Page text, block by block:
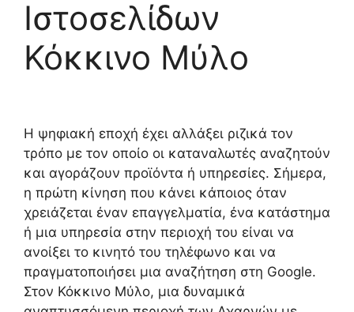
Ιστοσελίδων
Κόκκινο Μύλο
Η ψηφιακή εποχή έχει αλλάξει ριζικά τον
τρόπο με τον οποίο οι καταναλωτές αναζητούν
και αγοράζουν προϊόντα ή υπηρεσίες. Σήμερα,
η πρώτη κίνηση που κάνει κάποιος όταν
χρειάζεται έναν επαγγελματία, ένα κατάστημα
ή μια υπηρεσία στην περιοχή του είναι να
ανοίξει το κινητό του τηλέφωνο και να
πραγματοποιήσει μια αναζήτηση στη Google.
Στον Κόκκινο Μύλο, μια δυναμικά